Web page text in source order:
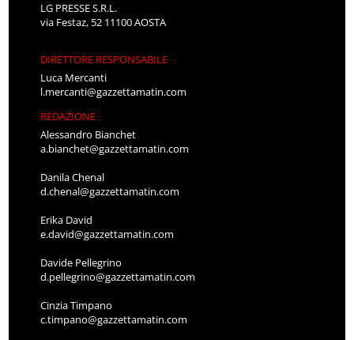
LG PRESSE S.R.L.
via Festaz, 52 11100 AOSTA
DIRETTORE RESPONSABILE
Luca Mercanti
l.mercanti@gazzettamatin.com
REDAZIONE
Alessandro Bianchet
a.bianchet@gazzettamatin.com
Danila Chenal
d.chenal@gazzettamatin.com
Erika David
e.david@gazzettamatin.com
Davide Pellegrino
d.pellegrino@gazzettamatin.com
Cinzia Timpano
c.timpano@gazzettamatin.com